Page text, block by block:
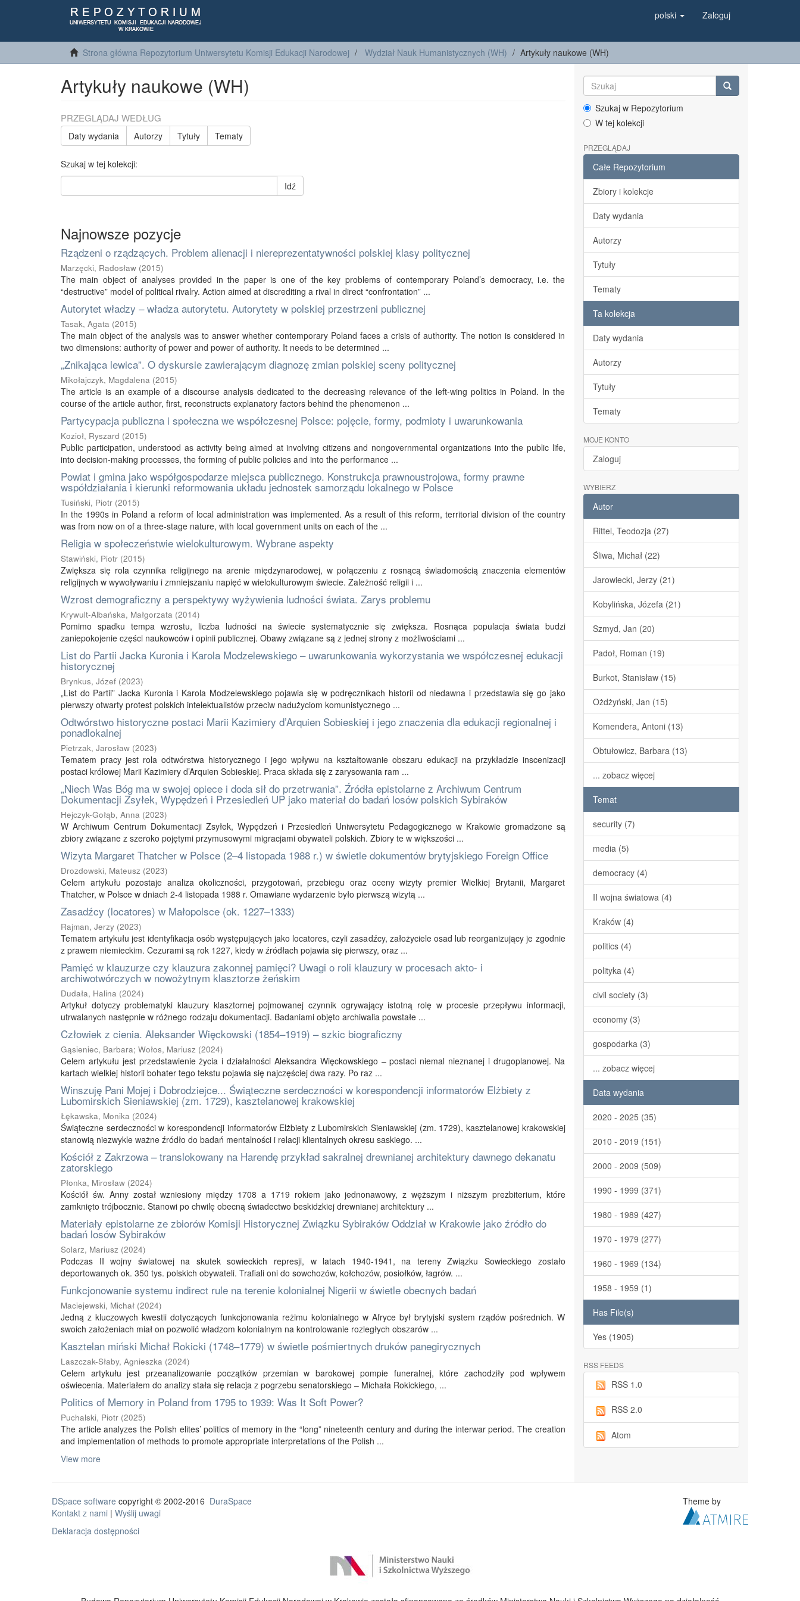
polski Zaloguj
Strona główna Repozytorium Uniwersytetu Komisji Edukacji Narodowej Wydział Nauk Humanistycznych (WH) Artykuły naukowe (WH)
Artykuły naukowe (WH)
PRZEGLĄDAJ WEDŁUG
Daty wydania Autorzy Tytuły Tematy
Szukaj w tej kolekcji:
Idź
Najnowsze pozycje
Rządzeni o rządzących. Problem alienacji i niereprezentatywności polskiej klasy politycznej
Marzęcki, Radosław (2015)
The main object of analyses provided in the paper is one of the key problems of contemporary Poland’s democracy, i.e. the
“destructive” model of political rivalry. Action aimed at discrediting a rival in direct “confrontation” ...
Autorytet władzy – władza autorytetu. Autorytety w polskiej przestrzeni publicznej
Tasak, Agata (2015)
The main object of the analysis was to answer whether contemporary Poland faces a crisis of authority. The notion is considered in
two dimensions: authority of power and power of authority. It needs to be determined ...
„Znikająca lewica”. O dyskursie zawierającym diagnozę zmian polskiej sceny politycznej
Mikołajczyk, Magdalena (2015)
The article is an example of a discourse analysis dedicated to the decreasing relevance of the left-wing politics in Poland. In the
course of the article author, first, reconstructs explanatory factors behind the phenomenon ...
Partycypacja publiczna i społeczna we współczesnej Polsce: pojęcie, formy, podmioty i uwarunkowania
Kozioł, Ryszard (2015)
Public participation, understood as activity being aimed at involving citizens and nongovernmental organizations into the public life,
into decision-making processes, the forming of public policies and into the performance ...
Powiat i gmina jako współgospodarze miejsca publicznego. Konstrukcja prawnoustrojowa, formy prawne
współdziałania i kierunki reformowania układu jednostek samorządu lokalnego w Polsce
Tusiński, Piotr (2015)
In the 1990s in Poland a reform of local administration was implemented. As a result of this reform, territorial division of the country
was from now on of a three-stage nature, with local government units on each of the ...
Religia w społeczeństwie wielokulturowym. Wybrane aspekty
Stawiński, Piotr (2015)
Zwiększa się rola czynnika religijnego na arenie międzynarodowej, w połączeniu z rosnącą świadomością znaczenia elementów
religijnych w wywoływaniu i zmniejszaniu napięć w wielokulturowym świecie. Zależność religii i ...
Wzrost demograficzny a perspektywy wyżywienia ludności świata. Zarys problemu
Krywult-Albańska, Małgorzata (2014)
Pomimo spadku tempa wzrostu, liczba ludności na świecie systematycznie się zwiększa. Rosnąca populacja świata budzi
zaniepokojenie części naukowców i opinii publicznej. Obawy związane są z jednej strony z możliwościami ...
List do Partii Jacka Kuronia i Karola Modzelewskiego – uwarunkowania wykorzystania we współczesnej edukacji
historycznej
Brynkus, Józef (2023)
„List do Partii” Jacka Kuronia i Karola Modzelewskiego pojawia się w podręcznikach historii od niedawna i przedstawia się go jako
pierwszy otwarty protest polskich intelektualistów przeciw nadużyciom komunistycznego ...
Odtwórstwo historyczne postaci Marii Kazimiery d’Arquien Sobieskiej i jego znaczenia dla edukacji regionalnej i
ponadlokalnej
Pietrzak, Jarosław (2023)
Tematem pracy jest rola odtwórstwa historycznego i jego wpływu na kształtowanie obszaru edukacji na przykładzie inscenizacji
postaci królowej Marii Kazimiery d’Arquien Sobieskiej. Praca składa się z zarysowania ram ...
„Niech Was Bóg ma w swojej opiece i doda sił do przetrwania”. Źródła epistolarne z Archiwum Centrum
Dokumentacji Zsyłek, Wypędzeń i Przesiedleń UP jako materiał do badań losów polskich Sybiraków
Hejczyk-Gołąb, Anna (2023)
W Archiwum Centrum Dokumentacji Zsyłek, Wypędzeń i Przesiedleń Uniwersytetu Pedagogicznego w Krakowie gromadzone są
zbiory związane z szeroko pojętymi przymusowymi migracjami obywateli polskich. Zbiory te w większości ...
Wizyta Margaret Thatcher w Polsce (2–4 listopada 1988 r.) w świetle dokumentów brytyjskiego Foreign Office
Drozdowski, Mateusz (2023)
Celem artykułu pozostaje analiza okoliczności, przygotowań, przebiegu oraz oceny wizyty premier Wielkiej Brytanii, Margaret
Thatcher, w Polsce w dniach 2-4 listopada 1988 r. Omawiane wydarzenie było pierwszą wizytą ...
Zasadźcy (locatores) w Małopolsce (ok. 1227–1333)
Rajman, Jerzy (2023)
Tematem artykułu jest identyfikacja osób występujących jako locatores, czyli zasadźcy, założyciele osad lub reorganizujący je zgodnie
z prawem niemieckim. Cezurami są rok 1227, kiedy w źródłach pojawia się pierwszy, oraz ...
Pamięć w klauzurze czy klauzura zakonnej pamięci? Uwagi o roli klauzury w procesach akto- i
archiwotwórczych w nowożytnym klasztorze żeńskim
Dudała, Halina (2024)
Artykuł dotyczy problematyki klauzury klasztornej pojmowanej czynnik ogrywający istotną rolę w procesie przepływu informacji,
utrwalanych następnie w różnego rodzaju dokumentacji. Badaniami objęto archiwalia powstałe ...
Człowiek z cienia. Aleksander Więckowski (1854–1919) – szkic biograficzny
Gąsieniec, Barbara; Wołos, Mariusz (2024)
Celem artykułu jest przedstawienie życia i działalności Aleksandra Więckowskiego – postaci niemal nieznanej i drugoplanowej. Na
kartach wielkiej historii bohater tego tekstu pojawia się najczęściej dwa razy. Po raz ...
Winszuję Pani Mojej i Dobrodziejce... Świąteczne serdeczności w korespondencji informatorów Elżbiety z
Lubomirskich Sieniawskiej (zm. 1729), kasztelanowej krakowskiej
Łękawska, Monika (2024)
Świąteczne serdeczności w korespondencji informatorów Elżbiety z Lubomirskich Sieniawskiej (zm. 1729), kasztelanowej krakowskiej
stanowią niezwykle ważne źródło do badań mentalności i relacji klientalnych okresu saskiego. ...
Kościół z Zakrzowa – translokowany na Harendę przykład sakralnej drewnianej architektury dawnego dekanatu
zatorskiego
Płonka, Mirosław (2024)
Kościół św. Anny został wzniesiony między 1708 a 1719 rokiem jako jednonawowy, z węższym i niższym prezbiterium, które
zamknięto trójbocznie. Stanowi po chwilę obecną świadectwo beskidzkiej drewnianej architektury ...
Materiały epistolarne ze zbiorów Komisji Historycznej Związku Sybiraków Oddział w Krakowie jako źródło do
badań losów Sybiraków
Solarz, Mariusz (2024)
Podczas II wojny światowej na skutek sowieckich represji, w latach 1940-1941, na tereny Związku Sowieckiego zostało
deportowanych ok. 350 tys. polskich obywateli. Trafiali oni do sowchozów, kołchozów, posiołków, łagrów. ...
Funkcjonowanie systemu indirect rule na terenie kolonialnej Nigerii w świetle obecnych badań
Maciejewski, Michał (2024)
Jedną z kluczowych kwestii dotyczących funkcjonowania reżimu kolonialnego w Afryce był brytyjski system rządów pośrednich. W
swoich założeniach miał on pozwolić władzom kolonialnym na kontrolowanie rozległych obszarów ...
Kasztelan miński Michał Rokicki (1748–1779) w świetle pośmiertnych druków panegirycznych
Laszczak-Słaby, Agnieszka (2024)
Celem artykułu jest przeanalizowanie początków przemian w barokowej pompie funeralnej, które zachodziły pod wpływem
oświecenia. Materiałem do analizy stała się relacja z pogrzebu senatorskiego – Michała Rokickiego, ...
Politics of Memory in Poland from 1795 to 1939: Was It Soft Power?
Puchalski, Piotr (2025)
The article analyzes the Polish elites’ politics of memory in the “long” nineteenth century and during the interwar period. The creation
and implementation of methods to promote appropriate interpretations of the Polish ...
View more
Szukaj w Repozytorium
W tej kolekcji
PRZEGLĄDAJ
Całe Repozytorium
Zbiory i kolekcje
Daty wydania
Autorzy
Tytuły
Tematy
Ta kolekcja
Daty wydania
Autorzy
Tytuły
Tematy
MOJE KONTO
Zaloguj
WYBIERZ
Autor
Rittel, Teodozja (27)
Śliwa, Michał (22)
Jarowiecki, Jerzy (21)
Kobylińska, Józefa (21)
Szmyd, Jan (20)
Padoł, Roman (19)
Burkot, Stanisław (15)
Ożdżyński, Jan (15)
Komendera, Antoni (13)
Obtułowicz, Barbara (13)
... zobacz więcej
Temat
security (7)
media (5)
democracy (4)
II wojna światowa (4)
Kraków (4)
politics (4)
polityka (4)
civil society (3)
economy (3)
gospodarka (3)
... zobacz więcej
Data wydania
2020 - 2025 (35)
2010 - 2019 (151)
2000 - 2009 (509)
1990 - 1999 (371)
1980 - 1989 (427)
1970 - 1979 (277)
1960 - 1969 (134)
1958 - 1959 (1)
Has File(s)
Yes (1905)
RSS FEEDS
RSS 1.0
RSS 2.0
Atom
DSpace software copyright © 2002-2016 DuraSpace
Kontakt z nami | Wyślij uwagi
Deklaracja dostępności
Theme by